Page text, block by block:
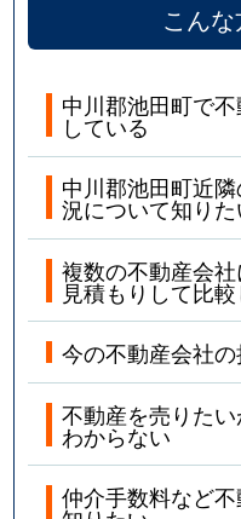
こん
中川郡池田町で
している
中川郡池田町近
況について知りた
複数の不動産会
見積もりして比
今の不動産会社
不動産を売りた
わからない
仲介手数料など